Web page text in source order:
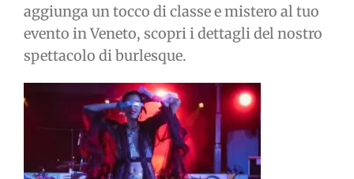
aggiunga un tocco di classe e mistero al tuo
evento in Veneto, scopri i dettagli del nostro
spettacolo di burlesque.